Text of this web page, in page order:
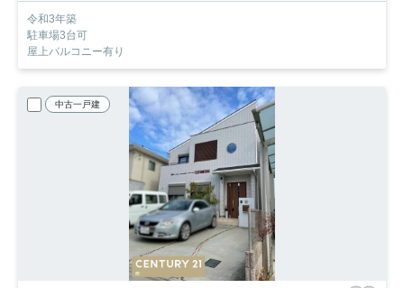
令和3年築
駐車場3台可
屋上バルコニー有り
中古一戸建